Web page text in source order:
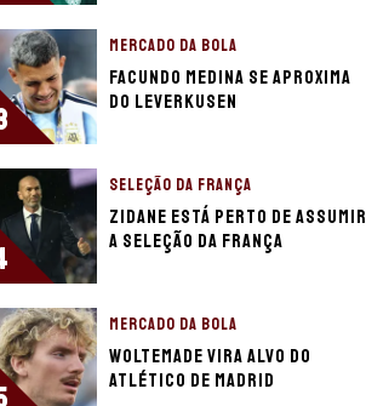
MERCADO DA BOLA
Facundo Medina se aproxima
do Leverkusen
SELEÇÃO DA FRANÇA
Zidane está perto de assumir
a seleção da França
MERCADO DA BOLA
Woltemade vira alvo do
Atlético de Madrid